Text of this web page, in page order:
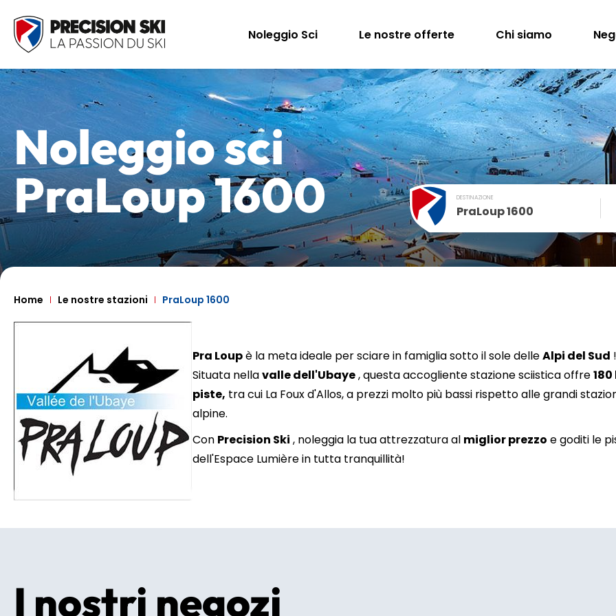
Noleggio Sci Le nostre offerte Chi siamo
Noleggio sci
PraLoup 1600 DESTINAZIONE
PraLoup 1600
December
MON TUE WED
13 14 15 16 17 18
20 21 22 23 24 25
Home Le nostre stazioni PraLoup 1600
Pra Loupè la meta ideale per sciare in famiglia sotto il sole delleAlpi del Sud !
Situata nellavalle dell'Ubaye, questa accogliente stazione sciistica offre
piste, tra cui La Foux d'Allos, a prezzi molto più bassi rispetto alle grandi
alpine.
Con Precision Ski , noleggia la tua attrezzatura al miglior prezzo e goditi le
dell'Espace Lumière in tutta tranquillità!
I nostri negozi